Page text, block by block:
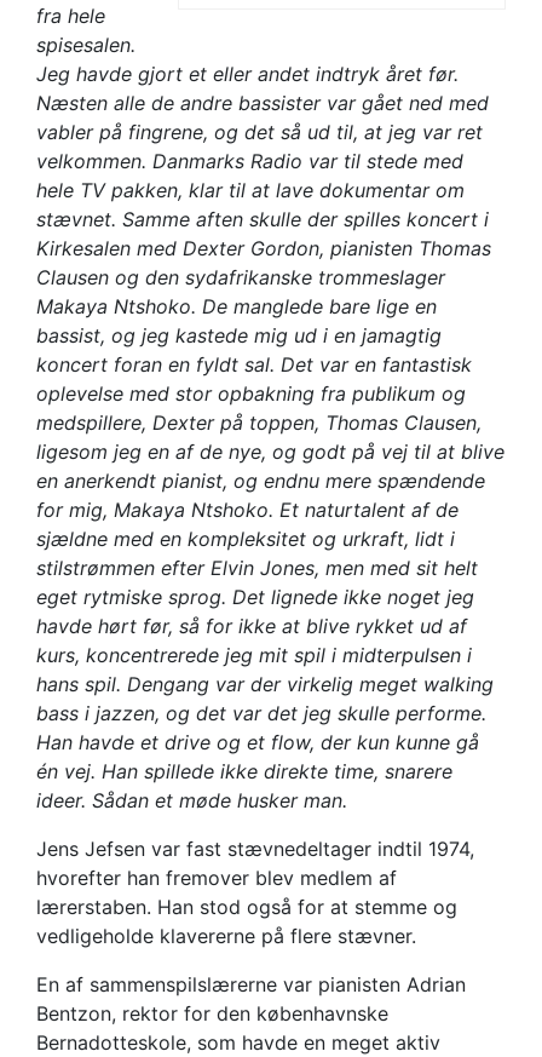
fra hele
spisesalen.
Jeg havde gjort et eller andet indtryk året før.
Næsten alle de andre bassister var gået ned med
vabler på fingrene, og det så ud til, at jeg var ret
velkommen. Danmarks Radio var til stede med
hele TV pakken, klar til at lave dokumentar om
stævnet. Samme aften skulle der spilles koncert i
Kirkesalen med Dexter Gordon, pianisten Thomas
Clausen og den sydafrikanske trommeslager
Makaya Ntshoko. De manglede bare lige en
bassist, og jeg kastede mig ud i en jamagtig
koncert foran en fyldt sal. Det var en fantastisk
oplevelse med stor opbakning fra publikum og
medspillere, Dexter på toppen, Thomas Clausen,
ligesom jeg en af de nye, og godt på vej til at blive
en anerkendt pianist, og endnu mere spændende
for mig, Makaya Ntshoko. Et naturtalent af de
sjældne med en kompleksitet og urkraft, lidt i
stilstrømmen efter Elvin Jones, men med sit helt
eget rytmiske sprog. Det lignede ikke noget jeg
havde hørt før, så for ikke at blive rykket ud af
kurs, koncentrerede jeg mit spil i midterpulsen i
hans spil. Dengang var der virkelig meget walking
bass i jazzen, og det var det jeg skulle performe.
Han havde et drive og et flow, der kun kunne gå
én vej. Han spillede ikke direkte time, snarere
ideer. Sådan et møde husker man.
Jens Jefsen var fast stævnedeltager indtil 1974,
hvorefter han fremover blev medlem af
lærerstaben. Han stod også for at stemme og
vedligeholde klavererne på flere stævner.
En af sammenspilslærerne var pianisten Adrian
Bentzon, rektor for den københavnske
Bernadotteskole, som havde en meget aktiv